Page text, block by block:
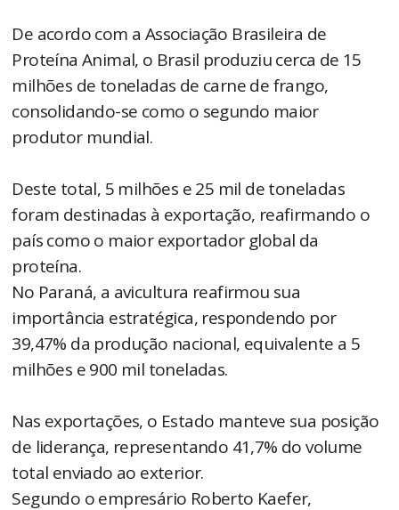
De acordo com a Associação Brasileira de
Proteína Animal, o Brasil produziu cerca de 15
milhões de toneladas de carne de frango,
consolidando-se como o segundo maior
produtor mundial.
Deste total, 5 milhões e 25 mil de toneladas
foram destinadas à exportação, reafirmando o
país como o maior exportador global da
proteína.
No Paraná, a avicultura reafirmou sua
importância estratégica, respondendo por
39,47% da produção nacional, equivalente a 5
milhões e 900 mil toneladas.
Nas exportações, o Estado manteve sua posição
de liderança, representando 41,7% do volume
total enviado ao exterior.
Segundo o empresário Roberto Kaefer,